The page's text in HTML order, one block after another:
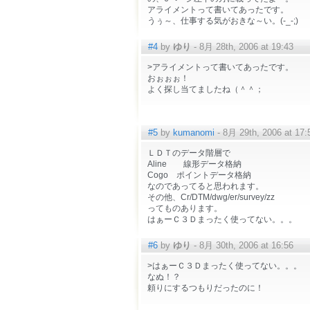
アライメントって書いてあったです。
うぅ～、仕事する気がおきな～い。(-_-;)
#4 by ゆり - 8月 28th, 2006 at 19:43
>アライメントって書いてあったです。
おぉぉぉ！
よく探し当てましたね（＾＾；
#5 by kumanomi - 8月 29th, 2006 at
ＬＤＴのデータ階層で
Aline 線形データ格納
Cogo ポイントデータ格納
なのであってると思われます。
その他、Cr/DTM/dwg/er/survey/zz
ってものあります。
はぁーＣ３Ｄまったく使ってない。。。
#6 by ゆり - 8月 30th, 2006 at 16:56
>はぁーＣ３Ｄまったく使ってない。。。
なぬ！？
頼りにするつもりだったのに！